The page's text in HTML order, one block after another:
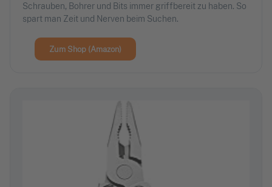
Schrauben, Bohrer und Bits immer griffbereit zu haben. So
spart man Zeit und Nerven beim Suchen.
Zum Shop (Amazon)